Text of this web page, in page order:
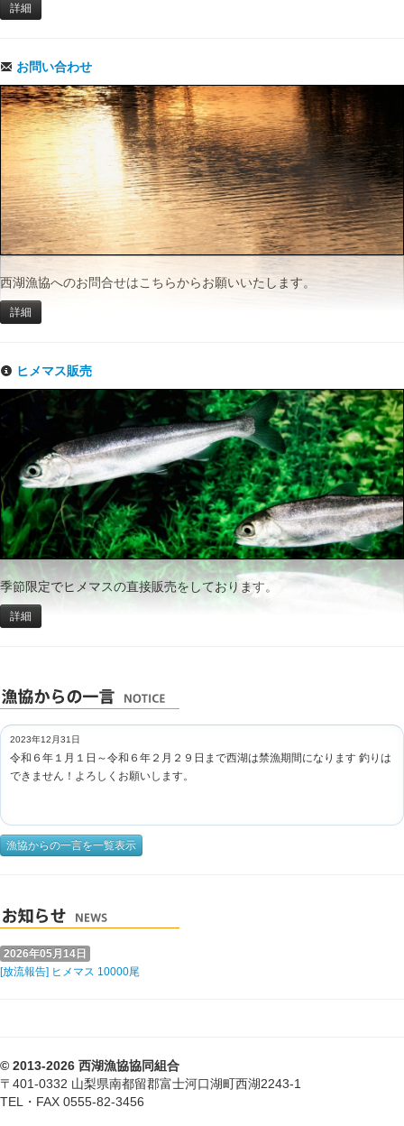
詳細
お問い合わせ
西湖漁協へのお問合せはこちらからお願いいたします。
詳細
ヒメマス販売
季節限定でヒメマスの直接販売をしております。
詳細
2023年12月31日
令和６年１月１日～令和６年２月２９日まで西湖は禁漁期間になります 釣りは
できません！よろしくお願いします。
漁協からの一言を一覧表示
2026年05月14日
[放流報告] ヒメマス 10000尾
© 2013-2026 西湖漁協協同組合
〒401-0332 山梨県南都留郡富士河口湖町西湖2243-1
TEL・FAX 0555-82-3456